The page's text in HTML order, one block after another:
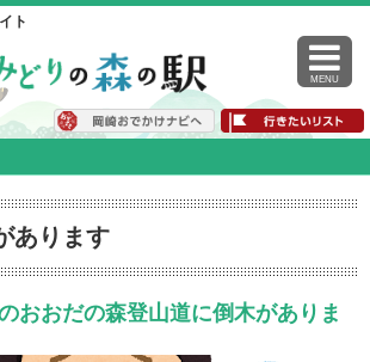
ト
MENU
あります
おおだの森登山道に倒木がありま